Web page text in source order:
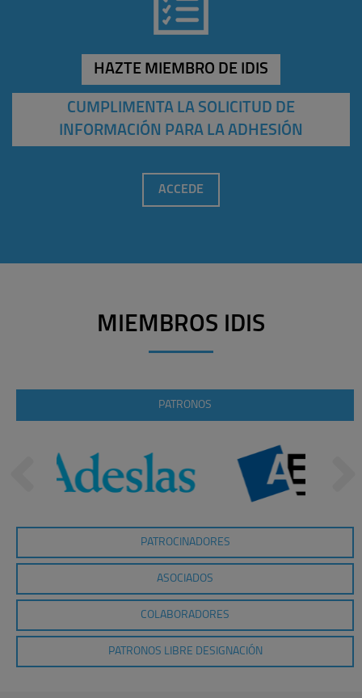
HAZTE MIEMBRO DE IDIS
CUMPLIMENTA LA SOLICITUD DE
INFORMACIÓN PARA LA ADHESIÓN
ACCEDE
MIEMBROS IDIS
PATRONOS
PATROCINADORES
ASOCIADOS
COLABORADORES
PATRONOS LIBRE DESIGNACIÓN